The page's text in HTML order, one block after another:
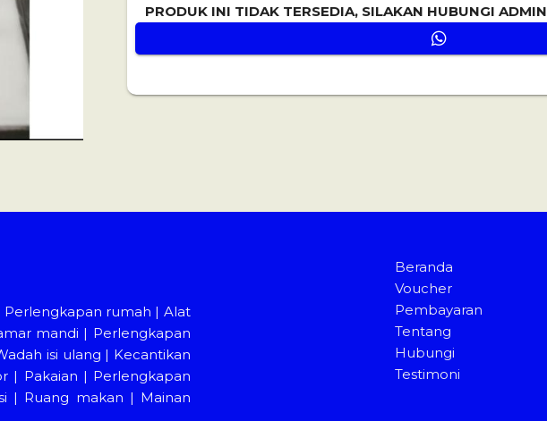
PRODUK INI TIDAK TERSEDIA, SILAKAN HUBUNGI ADMIN
Perlengkapan rumah | Alat
mandi | Perlengkapan
isi ulang | Kecantikan
| Pakaian | Perlengkapan
| Ruang makan | Mainan
Beranda
Voucher
Pembayaran
Tentang
Hubungi
Testimoni